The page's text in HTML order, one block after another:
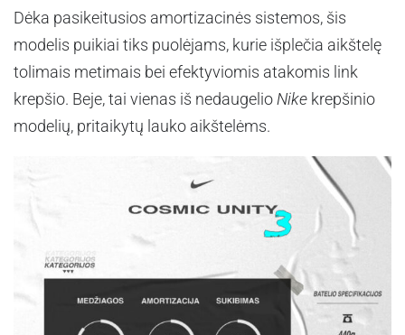
Dėka pasikeitusios amortizacinės sistemos, šis
modelis puikiai tiks puolėjams, kurie išplečia aikštelę
tolimais metimais bei efektyviomis atakomis link
krepšio. Beje, tai vienas iš nedaugelioNike krepšinio
modelių, pritaikytų lauko aikštelėms.